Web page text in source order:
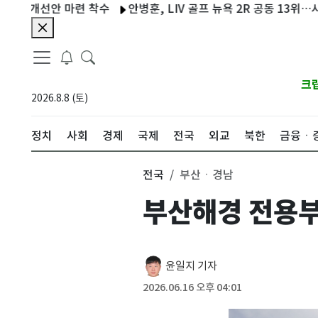
안 마련 착수 안병훈, LIV 골프 뉴욕 2R 공동 13위…시즌 2
2026.8.8 (토)
크
정치 사회 경제 국제 전국 외교 북한 금융ㆍ
전국 부산ㆍ경남
부산해경 전용
윤일지 기자
2026.06.16 오후 04:01